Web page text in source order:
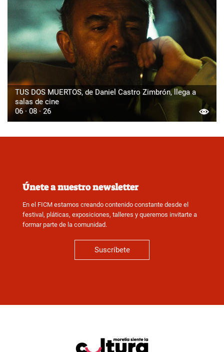
TUS DOS MUERTOS, de Daniel Castro Zimbrón, llega a
salas de cine
06 · 08 · 26
Únete a nuestro newsletter
En el FICM estamos creando contenido constante desde el
festival, pláticas, exposiciones, talleres y queremos invitarte a
formar parte de la comunidad.
Suscríbete